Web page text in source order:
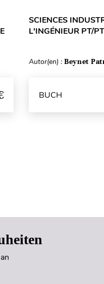
SCIENCES
L'INGÉNIEUR PT/
Autor(en) : Beynet
BUCH